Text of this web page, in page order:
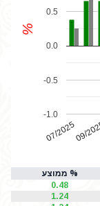
07/202509/
-1.0
-0.5
0.0
0.5
%
% ממוצע
0.48
1.24